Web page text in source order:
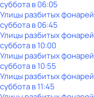
субботав06:05
Улицы разбитых фонарей
субботав06:45
Улицы разбитых фонарей
субботав10:00
Улицы разбитых фонарей
субботав10:55
Улицы разбитых фонарей
субботав11:45